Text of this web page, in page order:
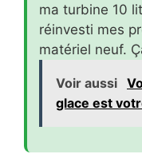
ma turbine 10
réinvesti mes
matériel neuf.
Voir aussi
glace est